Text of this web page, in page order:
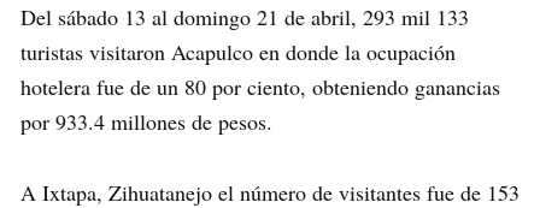
Del sábado 13 al domingo 21 de abril, 293 mil 133
turistas visitaron Acapulco en donde la ocupación
hotelera fue de un 80 por ciento, obteniendo ganancias
por 933.4 millones de pesos.
A Ixtapa, Zihuatanejo el número de visitantes fue de 153